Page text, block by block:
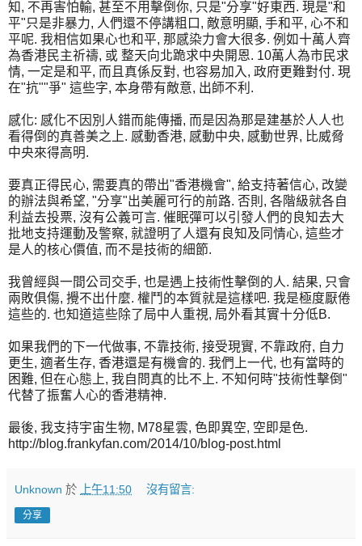
知, 不再害怕輸, 甚至不用擊倒你, 只是"分享"好東西. 現是"和
平"只是非暴力, 人們還不停講粗口, 敵意明顯, 手和平, 心不和
平呢. 我相信如果心也和平, 那感染力會大很多. 例如十萬人齊
為香港民主祈禱, 或 整天向北跪求中央開恩. 10萬人為市民求
情, 一定是和平, 而且真係反對, 也容易加入, 政府更難對付. 現
在"抗""爭" 這些字, 本身帶有敵意, 出師不利.
感化: 感化不因別人錯而能傳播, 而是因為那是建基於人人也
看得倒的真善美之上. 感動香港, 感動中央, 感動世界, 比威脅
中央來得高明.
要真正得民心, 需要真的帶出"香港機會", 給支持著信心, 改變
的辦法與希望, "分享"出美麗可行的前路. 否則, 各階級就各自
利益去投票, 沒有公義可言. 催眠彈可以引發人們的良知去大
批地支持運動及警察, 就證明了人還有良知及同情心, 這些才
是人的核心價值, 而不是技術的細節.
我曾經與一間公司交手, 也是遇上技術性擊倒的人. 結果, 只會
兩敗俱傷, 攪不出什麼. 權鬥的本質就是這樣吧. 我是極度厭倦
這些的. 也知道這些除了局中人重視, 局外看其實十分低B.
如果我們的下一代做事, 不靠技術, 接受現實, 不靠政府, 自力
更生, 適者生存, 香港還是有機會的. 我們上一代, 也有當時的
困難, 但在心態上, 我自問真的比不上. 不知何時"技術性擊倒"
代替了振奮人心的香港精神.
最後, 我支持宇宙生物, M78星雲, 色即異空, 空即是色.
http://blog.frankyfan.com/2014/10/blog-post.html
Unknown 於 上午11:50 沒有留言:
分享